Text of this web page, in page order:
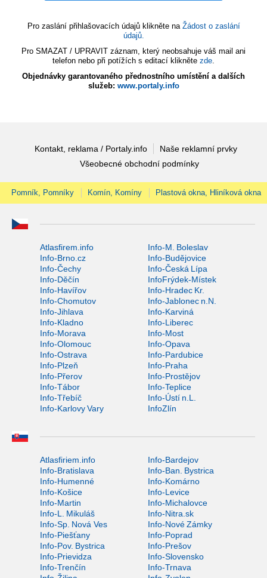
Pro zaslání přihlašovacích údajů klikněte na Žádost o zaslání
údajů.
Pro SMAZAT / UPRAVIT záznam, který neobsahuje váš mail ani
telefon nebo při potížích s editací klikněte zde.
Objednávky garantovaného přednostního umístění a dalších
služeb: www.portaly.info
Kontakt, reklama / Portaly.info
Naše reklamní prvky
Všeobecné obchodní podmínky
Pomník, Pomníky Komín, Komíny Plastová okna, Hliníková okna
Atlasfirem.info
Info-M. Boleslav
Info-Brno.cz
Info-Budějovice
Info-Čechy
Info-Česká Lípa
Info-Děčín
InfoFrýdek-Místek
Info-Havířov
Info-Hradec Kr.
Info-Chomutov
Info-Jablonec n.N.
Info-Jihlava
Info-Karviná
Info-Kladno
Info-Liberec
Info-Morava
Info-Most
Info-Olomouc
Info-Opava
Info-Ostrava
Info-Pardubice
Info-Plzeň
Info-Praha
Info-Přerov
Info-Prostějov
Info-Tábor
Info-Teplice
Info-Třebíč
Info-Ústí n.L.
Info-Karlovy Vary
InfoZlín
Atlasfiriem.info
Info-Bardejov
Info-Bratislava
Info-Ban. Bystrica
Info-Humenné
Info-Komárno
Info-Košice
Info-Levice
Info-Martin
Info-Michalovce
Info-L. Mikuláš
Info-Nitra.sk
Info-Sp. Nová Ves
Info-Nové Zámky
Info-Piešťany
Info-Poprad
Info-Pov. Bystrica
Info-Prešov
Info-Prievidza
Info-Slovensko
Info-Trenčín
Info-Trnava